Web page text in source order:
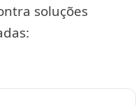
soluções